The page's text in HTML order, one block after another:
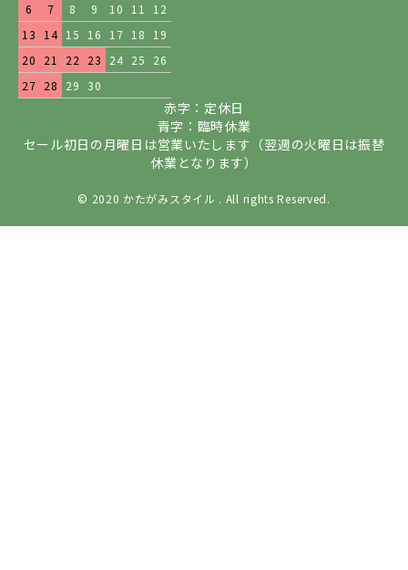
6
7 8 9 10 11
12
13
14 15 16 17 18
19
20
21 22 23 24 25
26
27 28 29 30
赤字：定休日
青字：臨時休業
セール初日の月曜日は営業いたします（翌週の火曜日は振替
休業となります）
© 2020 かたがみスタイル . All rights Reserved.